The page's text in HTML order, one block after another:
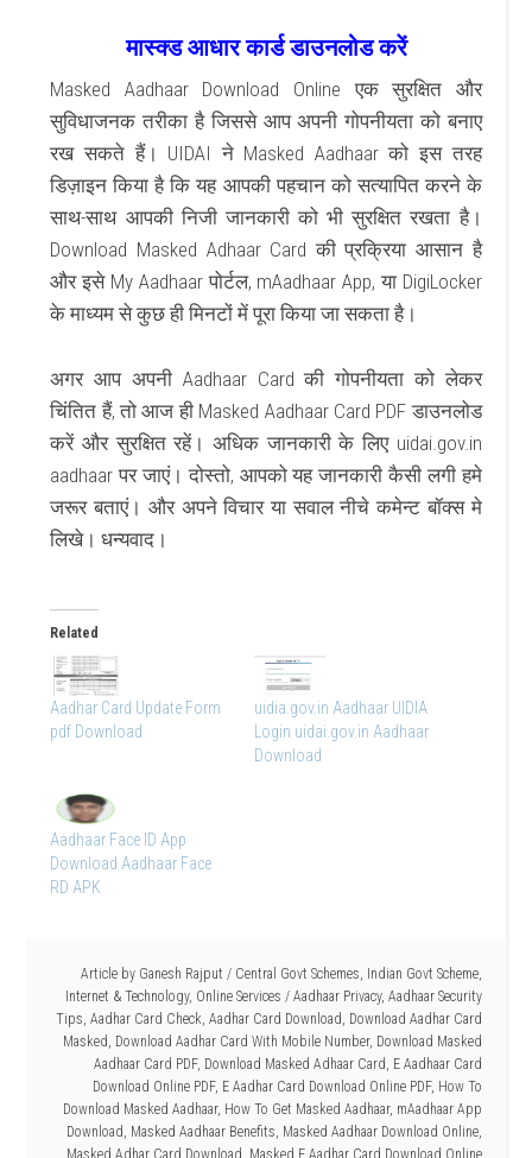
मास्क्ड आधार कार्ड डाउनलोड करें
Masked Aadhaar Download Online एक सुरक्षित और
सुविधाजनक तरीका है जिससे आप अपनी गोपनीयता को बनाए
रख सकते हैं। UIDAI ने Masked Aadhaarको इस तरह
डिज़ाइन किया है कि यह आपकी पहचान को सत्यापित करने के
साथ-साथ आपकी निजी जानकारी को भी सुरक्षित रखता है।
Download Masked Adhaar Card की प्रक्रिया आसान है
और इसे My Aadhaarपोर्टल, mAadhaar App, या DigiLocker
के माध्यम से कुछ ही मिनटों में पूरा किया जा सकता है।
अगर आप अपनी Aadhaar Card की गोपनीयता को लेकर
चिंतित हैं, तो आज ही Masked Aadhaar Card PDF डाउनलोड
करें और सुरक्षित रहें। अधिक जानकारी के लिए uidai.gov.in
aadhaar पर जाएं। दोस्तो, आपको यह जानकारी कैसी लगी हमे
जरूर बताएं। और अपने विचार या सवाल नीचे कमेन्ट बॉक्स मे
लिखे। धन्यवाद।
Related
Aadhar Card Update Form
pdf Download
uidia.gov.in Aadhaar UIDIA
Login uidai.gov.in Aadhaar
Download
Aadhaar Face ID App
Download Aadhaar Face
RD APK
Article by Ganesh Rajput / Central Govt Schemes, Indian Govt Scheme,
Internet & Technology, Online Services / Aadhaar Privacy, Aadhaar Security
Tips, Aadhar Card Check, Aadhar Card Download, Download Aadhar Card
Masked, Download Aadhar Card With Mobile Number, Download Masked
Aadhaar Card PDF, Download Masked Adhaar Card, E Aadhaar Card
Download Online PDF, E Aadhar Card Download Online PDF, How To
Download Masked Aadhaar, How To Get Masked Aadhaar, mAadhaar App
Download, Masked Aadhaar Benefits, Masked Aadhaar Download Online,